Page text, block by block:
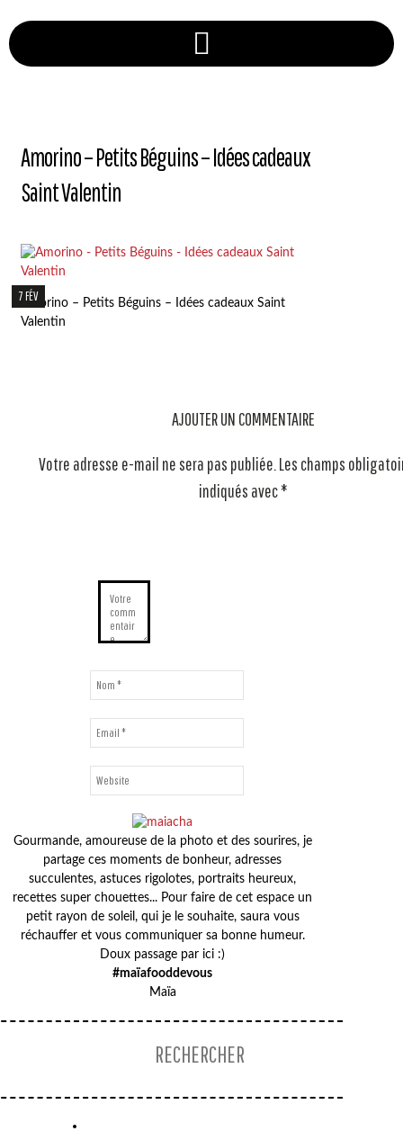
Amorino – Petits Béguins – Idées cadeaux
Saint Valentin
7 FÉV
Amorino – Petits Béguins – Idées cadeaux Saint
Valentin
AJOUTER UN COMMENTAIRE
Votre adresse e-mail ne sera pas publiée.Les champs
indiqués avec*
Gourmande, amoureuse de la photo et des sourires, je
partage ces moments de bonheur, adresses
succulentes, astuces rigolotes, portraits heureux,
recettes super chouettes... Pour faire de cet espace un
petit rayon de soleil, qui je le souhaite, saura vous
réchauffer et vous communiquer sa bonne humeur.
Doux passage par ici :)
#maïafooddevous
Maïa